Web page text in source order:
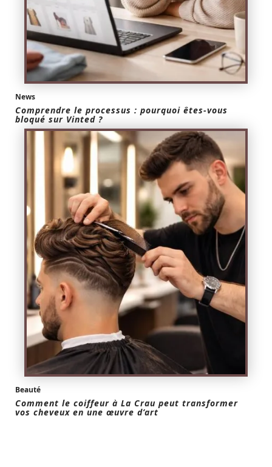
News
Comprendre le processus : pourquoi êtes-vous
bloqué sur Vinted ?
Beauté
Comment le coiffeur à La Crau peut transformer
vos cheveux en une œuvre d’art